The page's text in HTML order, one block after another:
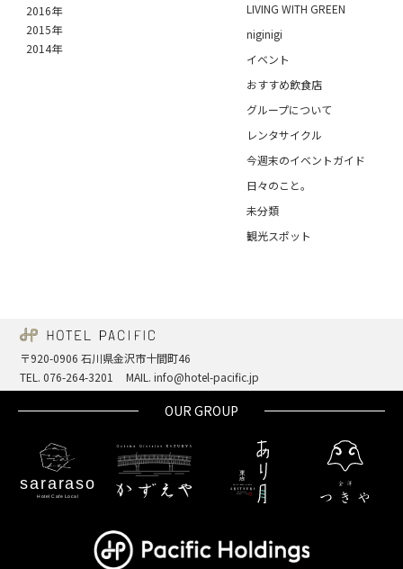
2016年
2015年
2014年
LIVING WITH GREEN
niginigi
イベント
おすすめ飲食店
グループについて
レンタサイクル
今週末のイベントガイド
日々のこと。
未分類
観光スポット
〒920-0906 石川県金沢市十間町46
TEL. 076-264-3201
MAIL. info@hotel-pacific.jp
OUR GROUP